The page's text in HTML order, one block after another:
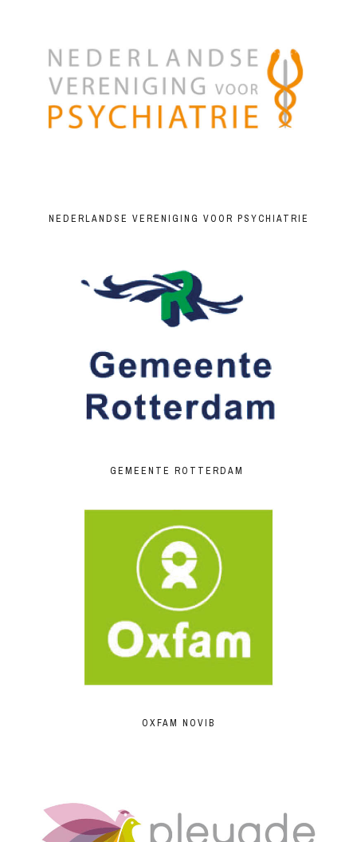
NEDERLANDSE VERENIGING VOOR PSYCHIATRIE
GEMEENTE ROTTERDAM
OXFAM NOVIB